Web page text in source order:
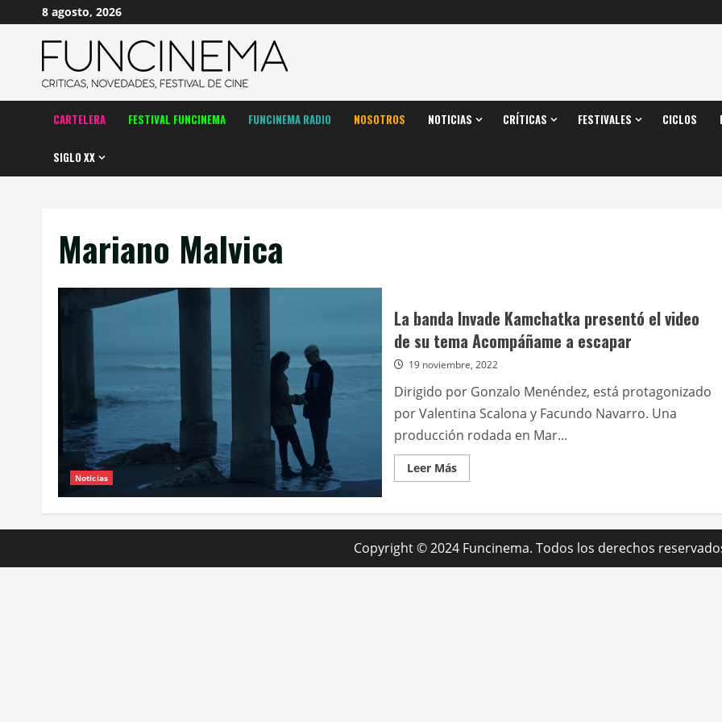
contenido
8 agosto, 2026
CARTELERA FESTIVAL FUNCINEMA FUNCINEMA RADIO NOSOTROS NOTICIAS CRÍTICAS FESTIVALES CICLOS
SIGLO XX
Mariano Malvica
Noticias
La banda Invade Kamchatka presentó el video
de su tema Acompáñame a escapar
19 noviembre, 2022
Dirigido por Gonzalo Menéndez, está protagonizado
por Valentina Scalona y Facundo Navarro. Una
producción rodada en Mar...
Leer MásLeer
más
La
Invade
Kamchatka
presentó
el
Copyright © 2024 Funcinema. Todos los derechos